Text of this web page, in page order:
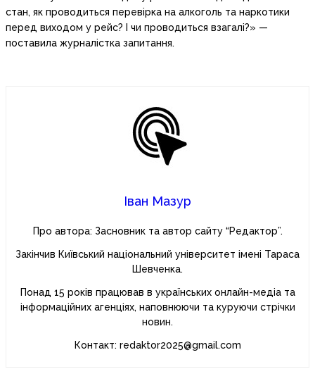
стан, як проводиться перевірка на алкоголь та наркотики
перед виходом у рейс? І чи проводиться взагалі?» —
поставила журналістка запитання.
Іван Мазур
Про автора: Засновник та автор сайту “Редактор”.
Закінчив Київський національний університет імені Тараса
Шевченка.
Понад 15 років працював в українських онлайн-медіа та
інформаційних агенціях, наповнюючи та куруючи стрічки
новин.
Контакт: redaktor2025@gmail.com